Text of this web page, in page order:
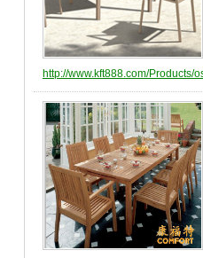
http://www.kft888.com/Products/